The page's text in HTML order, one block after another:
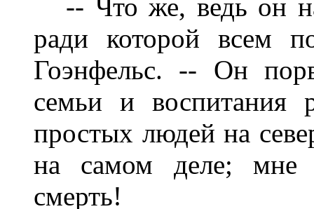
-- Что же, ведь он
ради которой всем
Гоэнфельс. -- Он
семьи и воспитания
простых людей на
на самом деле; мне
смерть!